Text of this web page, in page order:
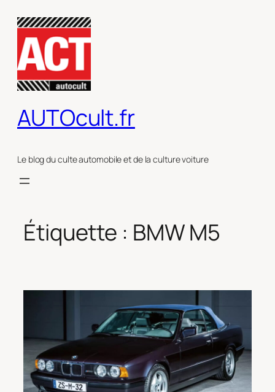
contenu
AUTOcult.fr
Le blog du culte automobile et de la culture voiture
Étiquette : BMW M5